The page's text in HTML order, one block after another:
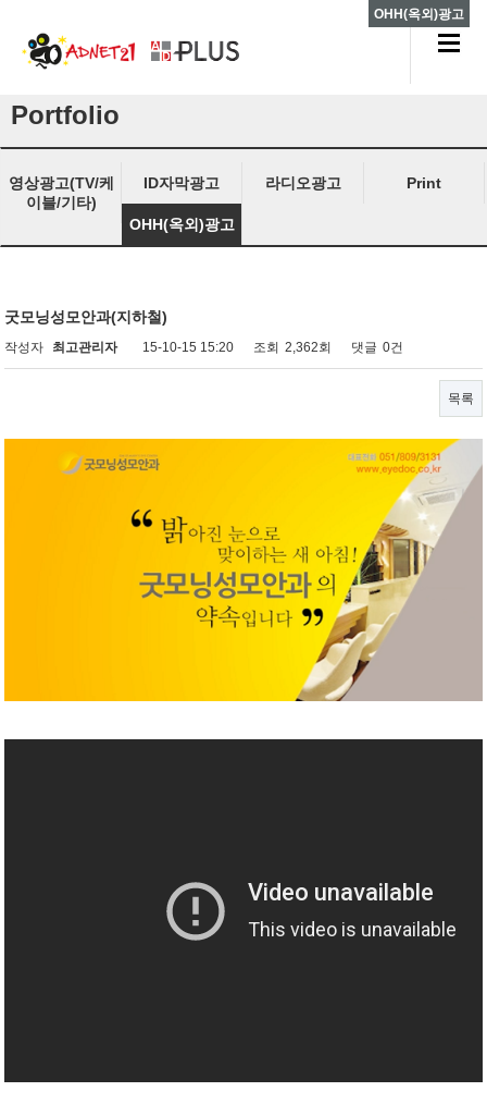
Portfolio
영상광고(TV/케
이블/기타)
ID자막광고 라디오광고 Print
OHH(옥외)광고
OHH(옥외)광고
굿모닝성모안과(지하철)
작성자 최고관리자 15-10-15 15:20 조회 2,362회 댓글 0건
목록